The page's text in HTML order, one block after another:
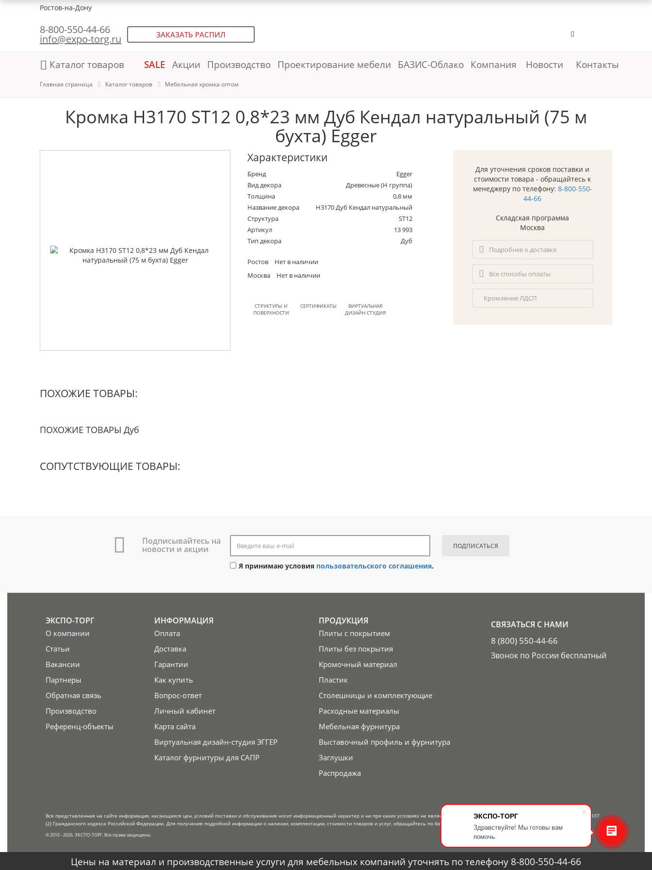
ЭКСПО-ТОРГ
Здравствуйте! Мы готовы вам
помочь.
Ростов-на-Дону
8-800-550-44-66
info@expo-torg.ru ЗАКАЗАТЬ РАСПИЛ
Каталог товаров SALE Акции Производство Проектирование мебели БАЗИС-Облако Компания Новости Контакты
Главная страница Каталог товаров Мебельная кромка оптом
Кромка H3170 ST12 0,8*23 мм Дуб Кендал натуральный (75 м
бухта) Egger
Характеристики
Бренд
Egger
Вид декора
Древесные (Н группа)
Толщина
0,8 мм
Название декора
H3170 Дуб Кендал натуральный
Структура
ST12
Артикул
13 993
Тип декора
Дуб
Ростов
Нет в наличии
Москва
Нет в наличии
СТРУКТУРЫ И
ПОВЕРХНОСТИ
СЕРТИФИКАТЫ
ВИРТУАЛЬНАЯ
ДИЗАЙН СТУДИЯ
Для уточнения сроков поставки и
стоимости товара - обращайтесь к
менеджеру по телефону: 8-800-550-
44-66
Складская программа
Москва
Подробнее о доставке
Все способы оплаты
Кромление ЛДСП
ПОХОЖИЕ ТОВАРЫ:
ПОХОЖИЕ ТОВАРЫ Дуб
СОПУТСТВУЮЩИЕ ТОВАРЫ:
Подписывайтесь на
новости и акции ПОДПИСАТЬСЯ
Я принимаю условия пользовательского соглашения.
ЭКСПО-ТОРГ
О компании
Статьи
Вакансии
Партнеры
Обратная связь
Производство
Референц-объекты
ИНФОРМАЦИЯ
Оплата
Доставка
Гарантии
Как купить
Вопрос-ответ
Личный кабинет
Карта сайта
Виртуальная дизайн-студия ЭГГЕР
Каталог фурнитуры для САПР
ПРОДУКЦИЯ
Плиты с покрытием
Плиты без покрытия
Кромочный материал
Пластик
Столешницы и комплектующие
Расходные материалы
Мебельная фурнитура
Выставочный профиль и фурнитура
Заглушки
Распродажа
СВЯЗАТЬСЯ С НАМИ
8 (800) 550-44-66
Звонок по России бесплатный
Вся представленная на сайте информация, касающаяся цен, условий поставки и обслуживания носит информационный характер и ни при каких условиях не является публичной офертой, определяемой положениями Статьи 437
(2) Гражданского кодекса Российской Федерации. Для получения подробной информации о наличии, комплектации, стоимости товаров и услуг, обращайтесь по бесплатному телефону — 8-800-550-44-66.
© 2010 - 2026. ЭКСПО-ТОРГ. Все права защищены.
Цены на материал и производственные услуги для мебельных компаний уточнять по телефону 8-800-550-44-66